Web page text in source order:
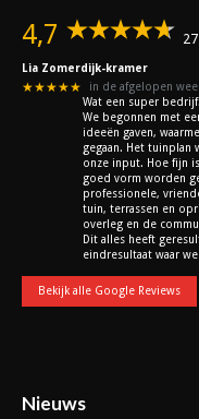
4,7
Lia Zomerdijk-kramer
★★★★★
in de afgelopen
Wat een super
We begonnen met
ideeën gaven,
gegaan. Het tuinplan
onze input. Hoe fijn
goed vorm worden
professionele,
tuin, terrassen en
overleg en de
Dit alles heeft
eindresultaat waar
Bekijk alle Google Reviews
Nieuws